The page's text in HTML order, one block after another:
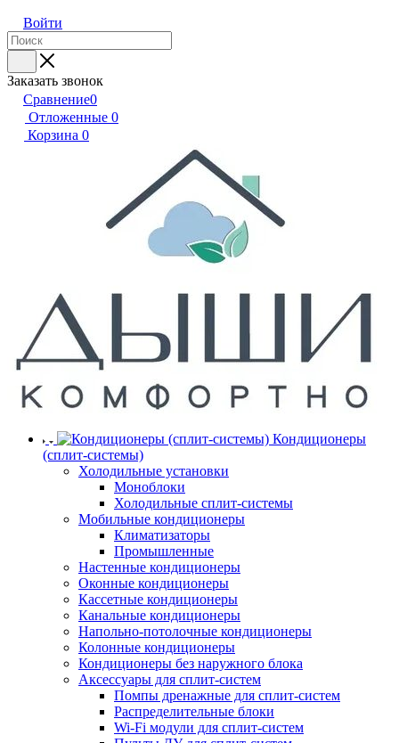
Войти
Заказать звонок
Сравнение0
Отложенные 0
Корзина 0
Кондиционеры
(сплит-системы)
Холодильные установки
Моноблоки
Холодильные сплит-системы
Мобильные кондиционеры
Климатизаторы
Промышленные
Настенные кондиционеры
Оконные кондиционеры
Кассетные кондиционеры
Канальные кондиционеры
Напольно-потолочные кондиционеры
Колонные кондиционеры
Кондиционеры без наружного блока
Аксессуары для сплит-систем
Помпы дренажные для сплит-систем
Распределительные блоки
Wi-Fi модули для сплит-систем